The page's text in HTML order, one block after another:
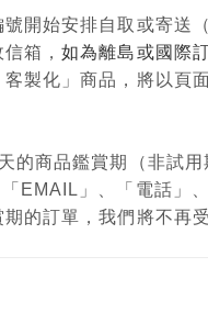
開始安排自取或寄送
信箱，如為離島或國際
製化」商品，將以頁
的商品鑑賞期（非試
EMAIL」、「電話」
的訂單，我們將不再